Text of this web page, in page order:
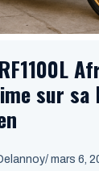
sur sa
/ mars 6,